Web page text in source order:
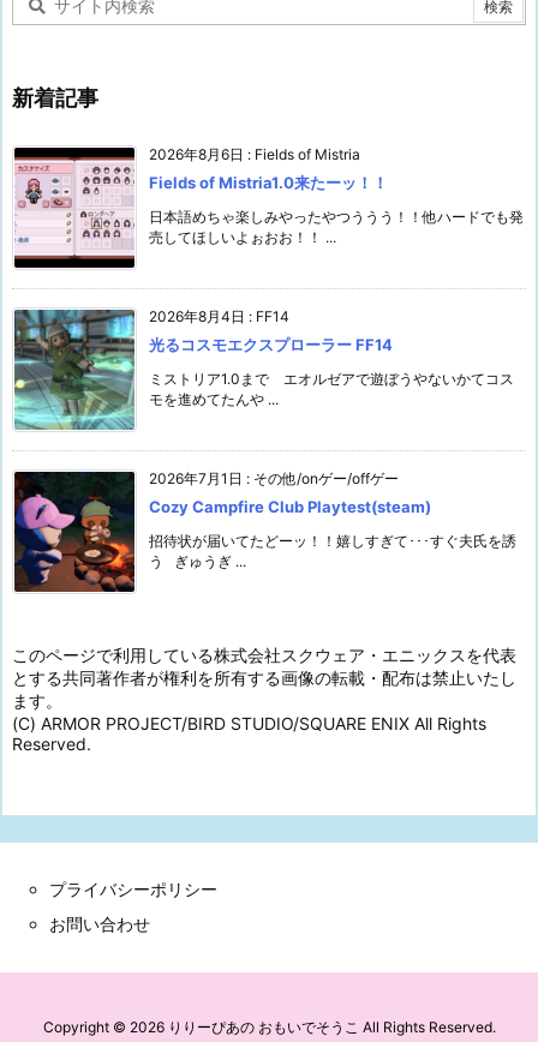
新着記事
2026年8月6日 : Fields of Mistria
Fields of Mistria1.0来たーッ！！
日本語めちゃ楽しみやったやつううう！！他ハードでも発
売してほしいよぉおお！！ ...
2026年8月4日 : FF14
光るコスモエクスプローラー FF14
ミストリア1.0まで エオルゼアで遊ぼうやないかてコス
モを進めてたんや ...
2026年7月1日 : その他/onゲー/offゲー
Cozy Campfire Club Playtest(steam)
招待状が届いてたどーッ！！嬉しすぎて･･･すぐ夫氏を誘
う ぎゅうぎ ...
このページで利用している株式会社スクウェア・エニックスを代表
とする共同著作者が権利を所有する画像の転載・配布は禁止いたし
ます。
(C) ARMOR PROJECT/BIRD STUDIO/SQUARE ENIX All Rights
Reserved.
プライバシーポリシー
お問い合わせ
Copyright © 2026 りりーぴあの おもいでそうこ All Rights Reserved.